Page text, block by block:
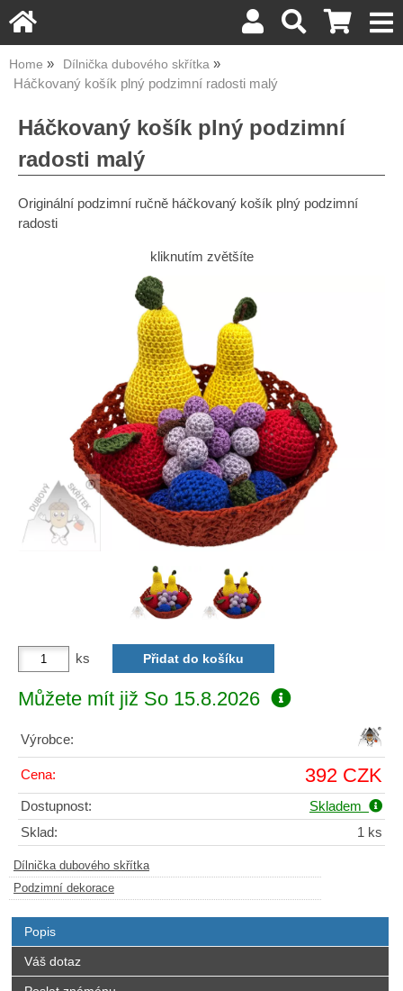
Home Dílnička dubového skřítka
Háčkovaný košík plný podzimní radosti malý
Háčkovaný košík plný podzimní
radosti malý
Originální podzimní ručně háčkovaný košík plný podzimní
radosti
kliknutím zvětšíte
ks
Můžete mít již So 15.8.2026
Výrobce:
Cena: 392 CZK
Dostupnost:
Skladem
Sklad:
1 ks
Dílnička dubového skřítka
Podzimní dekorace
Popis
Váš dotaz